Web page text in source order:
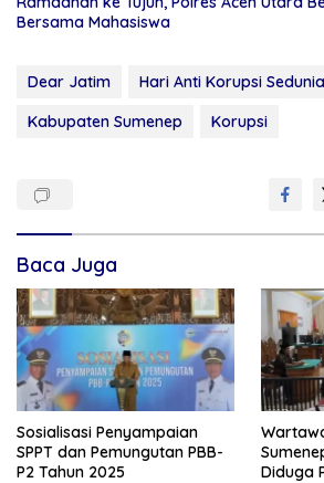
Bersama Mahasiswa
Dear Jatim
Hari Anti Korupsi Sedunia
Kabupaten Sumenep
Korupsi
Baca Juga
Sosialisasi Penyampaian
SPPT dan Pemungutan PBB-
P2 Tahun 2025
Sumenep 1
Diduga